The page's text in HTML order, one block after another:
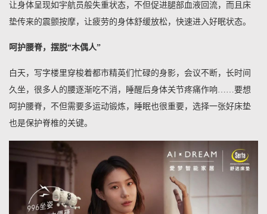
让身体呈现如宇航员般失重状态，不但促进腿部血液回流，而且床
垫传来的震颤按摩，让疲劳的身体舒缓放松，快速进入好眠状态。
呵护腰脊，摆脱“木偶人”
白天，写字楼里穿梭着都市精英们忙碌的身影，会议不断，长时间
久坐，很多人的腰逐渐吃不消，睡醒后身体关节疼痛作响……要想
呵护腰脊，不但需要多运动锻炼，睡眠也很重要，选择一张好床垫
也是保护脊椎的关键。